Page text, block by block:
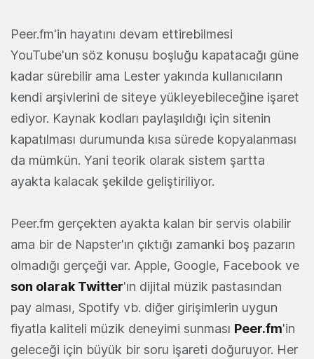
Peer.fm'in hayatını devam ettirebilmesi
YouTube'un söz konusu boşluğu kapatacağı güne
kadar sürebilir ama Lester yakında kullanıcıların
kendi arşivlerini de siteye yükleyebileceğine işaret
ediyor. Kaynak kodları paylaşıldığı için sitenin
kapatılması durumunda kısa sürede kopyalanması
da mümkün. Yani teorik olarak sistem şartta
ayakta kalacak şekilde geliştiriliyor.
Peer.fm gerçekten ayakta kalan bir servis olabilir
ama bir de Napster'ın çıktığı zamanki boş pazarın
olmadığı gerçeği var. Apple, Google, Facebook ve
son olarak Twitter'ın dijital müzik pastasından
pay alması, Spotify vb. diğer girişimlerin uygun
fiyatla kaliteli müzik deneyimi sunması Peer.fm'in
geleceği için büyük bir soru işareti doğuruyor. Her